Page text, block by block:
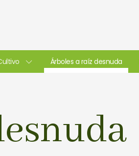
Árboles a raíz desnuda